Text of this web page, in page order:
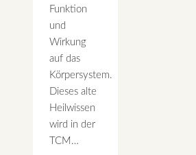
Funktion
und
Wirkung
auf das
Körpersystem.
Dieses alte
Heilwissen
wird in der
TCM…